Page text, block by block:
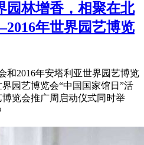
园林增香，相聚在北
年世界园艺博览
和2016年安塔利亚世界园艺博览
园艺博览会“中国国家馆日”活
览会推广周启动仪式同时举